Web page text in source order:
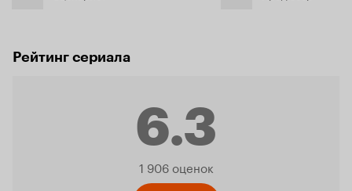
Рейтинг сериала
6.3
Рейтинг
1 906 оценок